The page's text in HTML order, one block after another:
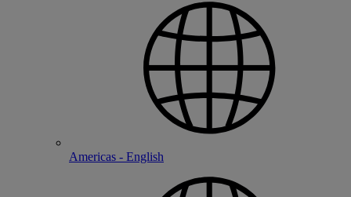
Americas - English